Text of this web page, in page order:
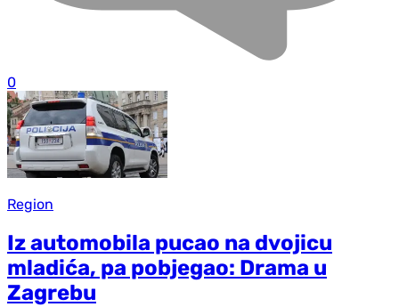
0
Region
Iz automobila pucao na dvojicu
mladića, pa pobjegao: Drama u
Zagrebu